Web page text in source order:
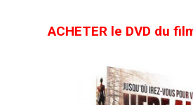
ACHETER le DVD du